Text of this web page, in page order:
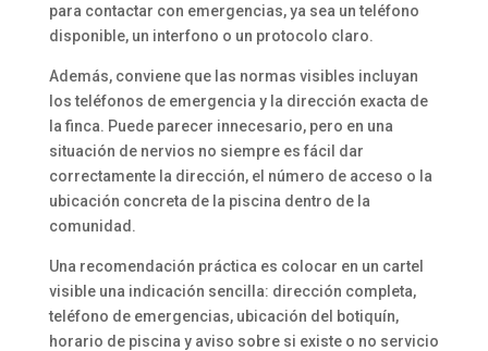
para contactar con emergencias, ya sea un teléfono
disponible, un interfono o un protocolo claro.
Además, conviene que las normas visibles incluyan
los teléfonos de emergencia y la dirección exacta de
la finca. Puede parecer innecesario, pero en una
situación de nervios no siempre es fácil dar
correctamente la dirección, el número de acceso o la
ubicación concreta de la piscina dentro de la
comunidad.
Una recomendación práctica es colocar en un cartel
visible una indicación sencilla: dirección completa,
teléfono de emergencias, ubicación del botiquín,
horario de piscina y aviso sobre si existe o no servicio